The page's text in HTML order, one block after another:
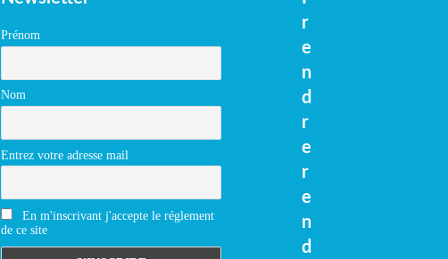
Prénom
Nom
Entrez votre adresse mail
En m'inscrivant j'accepte le réglement
de ce site
r
e
n
d
r
e
r
e
n
d